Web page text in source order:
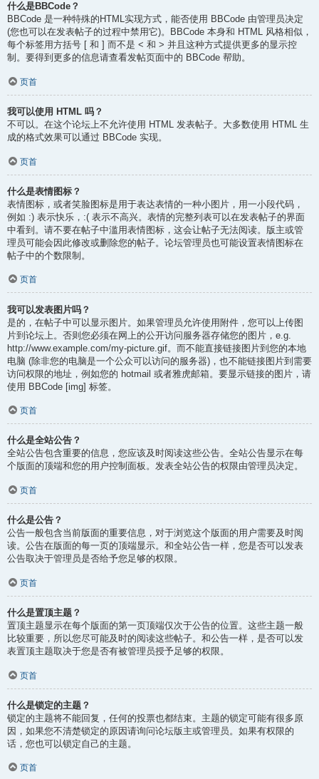
什么是BBCode？
BBCode 是一种特殊的HTML实现方式，能否使用 BBCode 由管理员决定
(您也可以在发表帖子的过程中禁用它)。BBCode 本身和 HTML 风格相似，
每个标签用方括号 [ 和 ] 而不是 < 和 > 并且这种方式提供更多的显示控
制。要得到更多的信息请查看发帖页面中的 BBCode 帮助。
页首
我可以使用 HTML 吗？
不可以。在这个论坛上不允许使用 HTML 发表帖子。大多数使用 HTML 生
成的格式效果可以通过 BBCode 实现。
页首
什么是表情图标？
表情图标，或者笑脸图标是用于表达表情的一种小图片，用一小段代码，
例如 :) 表示快乐，:( 表示不高兴。表情的完整列表可以在发表帖子的界面
中看到。请不要在帖子中滥用表情图标，这会让帖子无法阅读。版主或管
理员可能会因此修改或删除您的帖子。论坛管理员也可能设置表情图标在
帖子中的个数限制。
页首
我可以发表图片吗？
是的，在帖子中可以显示图片。如果管理员允许使用附件，您可以上传图
片到论坛上。否则您必须在网上的公开访问服务器存储您的图片，e.g.
http://www.example.com/my-picture.gif。而不能直接链接图片到您的本地
电脑 (除非您的电脑是一个公众可以访问的服务器)，也不能链接图片到需要
访问权限的地址，例如您的 hotmail 或者雅虎邮箱。要显示链接的图片，请
使用 BBCode [img] 标签。
页首
什么是全站公告？
全站公告包含重要的信息，您应该及时阅读这些公告。全站公告显示在每
个版面的顶端和您的用户控制面板。发表全站公告的权限由管理员决定。
页首
什么是公告？
公告一般包含当前版面的重要信息，对于浏览这个版面的用户需要及时阅
读。公告在版面的每一页的顶端显示。和全站公告一样，您是否可以发表
公告取决于管理员是否给予您足够的权限。
页首
什么是置顶主题？
置顶主题显示在每个版面的第一页顶端仅次于公告的位置。这些主题一般
比较重要，所以您尽可能及时的阅读这些帖子。和公告一样，是否可以发
表置顶主题取决于您是否有被管理员授予足够的权限。
页首
什么是锁定的主题？
锁定的主题将不能回复，任何的投票也都结束。主题的锁定可能有很多原
因，如果您不清楚锁定的原因请询问论坛版主或管理员。如果有权限的
话，您也可以锁定自己的主题。
页首